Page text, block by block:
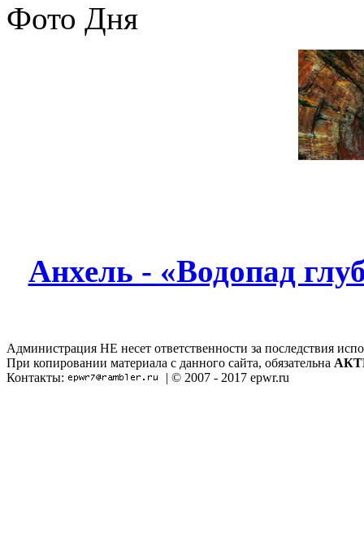
Фото Дня
Анхель - «Водопад
Администрация НЕ несет ответственности за последствия
При копировании материала с данного сайта, обязательна
Контакты:
| © 2007 - 2017 epwr.ru